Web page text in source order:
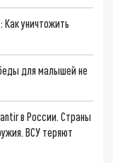
Как уничтожить
для малышей не
в России. Страны
ВСУ теряют